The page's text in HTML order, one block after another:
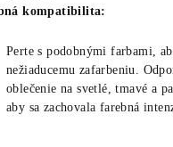
kompatibilita:
Perte s podobnými farbami,
nežiaducemu zafarbeniu.
oblečenie na svetlé, tmavé a
aby sa zachovala farebná